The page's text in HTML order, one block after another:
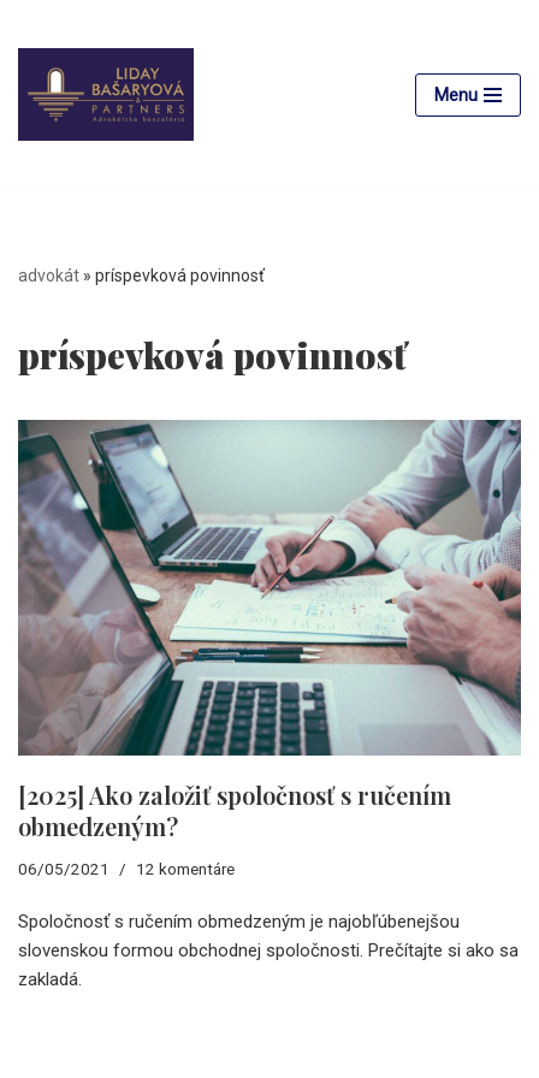
Preskočiť
na
obsah
Menu
advokát » príspevková povinnosť
príspevková povinnosť
[2025] Ako založiť spoločnosť s ručením
obmedzeným?
06/05/2021 12 komentáre
Spoločnosť s ručením obmedzeným je najobľúbenejšou
slovenskou formou obchodnej spoločnosti. Prečítajte si ako sa
zakladá.